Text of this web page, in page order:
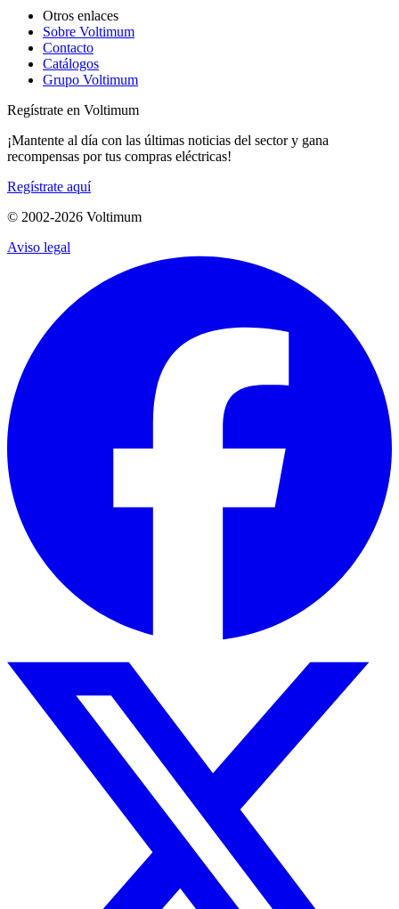
Otros enlaces
Sobre Voltimum
Contacto
Catálogos
Grupo Voltimum
Regístrate en Voltimum
¡Mantente al día con las últimas noticias del sector y gana
recompensas por tus compras eléctricas!
Regístrate aquí
© 2002-2026 Voltimum
Aviso legal